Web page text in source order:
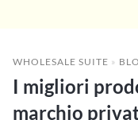
WHOLESALE SUITE »
I migliori
marchio